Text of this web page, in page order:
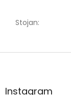
Stojan:
Z
aInstagram